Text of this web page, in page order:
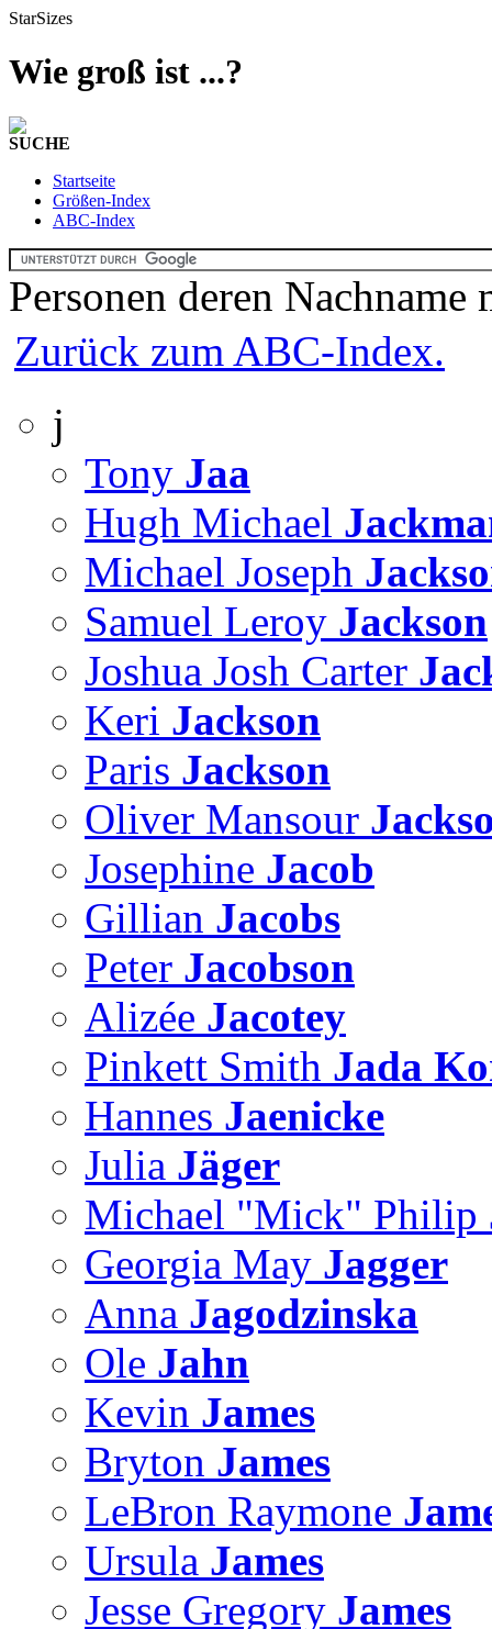
StarSizes
Wie groß ist ...?
SUCHE
Startseite
Größen-Index
ABC-Index
Personen deren
Zurück zum ABC-Index.
j
Tony Jaa
Hugh Michael
Michael Joseph
Samuel Leroy Jackson
Joshua Josh Carter
Keri Jackson
Paris Jackson
Oliver Mansour
Josephine Jacob
Gillian Jacobs
Peter Jacobson
Alizée Jacotey
Pinkett Smith Jada
Hannes Jaenicke
Julia Jäger
Michael "Mick" Philip
Georgia May Jagger
Anna Jagodzinska
Ole Jahn
Kevin James
Bryton James
LeBron Raymone
Ursula James
Jesse Gregory James